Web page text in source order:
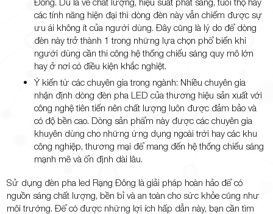
các tính năng hiện đại thì dòng đèn này vẫn chiếm được sự
ưu ái không ít của người dùng. Đây cũng là lý do để dòng
đèn này trở thành 1 trong những lựa chọn phổ biến khi
người dùng cần thi công hệ thống chiếu sáng quy mô lớn
hay ở nơi có điều kiện khắc nghiệt.
Ý kiến từ các chuyên gia trong ngành: Nhiều chuyên gia
nhận định dòng đèn pha LED của thương hiệu sản xuất với
công nghệ tiên tiến nên chất lượng luôn được đảm bảo và
có độ bền cao. Dòng sản phẩm này được các chuyên gia
khuyên dùng cho những ứng dụng ngoài trời hay các khu
công nghiệp, thương mại để mang đến hệ thống chiếu sáng
mạnh mẽ và ổn định dài lâu.
Sử dụng đèn pha led Rạng Đông là giải pháp hoàn hảo để có
nguồn sáng chất lượng, bền bỉ và an toàn cho sức khỏe cũng như
môi trường. Để có được những lợi ích hấp dẫn này, bạn cần tìm